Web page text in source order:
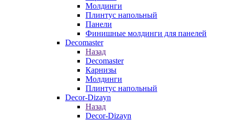
Молдинги
Плинтус напольный
Панели
Финишные молдинги для панелей
Decomaster
Назад
Decomaster
Карнизы
Молдинги
Плинтус напольный
Decor-Dizayn
Назад
Decor-Dizayn